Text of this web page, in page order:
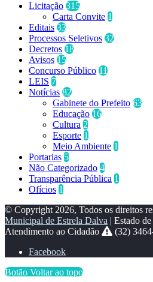
Licitação 315
Carta Convite 1
Editais 33
Processos Seletivos 32
Decretos 18
Avisos 15
Concurso Público 11
LEIS 7
Notícias 82
Gabinete do Prefeito 63
Educação 16
Cultura 2
Esporte 1
Meio Ambiente 1
Portarias 5
Não Categorizado 4
Transparência Pública 1
Ofícios 1
© Copyright 2026, Todos os direitos
Municipal de Estrela Dalva | Estado
Atendimento ao Cidadão
(32)
Facebook
Botão Voltar ao topo